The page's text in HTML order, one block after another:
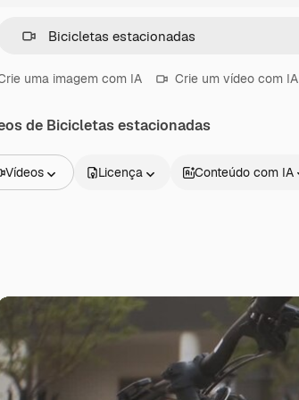
uma imagem com IA Crie um vídeo com IA
de Bicicletas estacionadas
Vídeos
de vídeo
de vídeos
3D
Licença Conteúdo com IA